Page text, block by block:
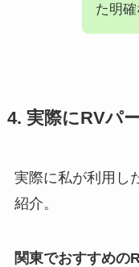
た明確
4. 実際にRVパ
実際に私が利用し
紹介。
関東でおすすめの